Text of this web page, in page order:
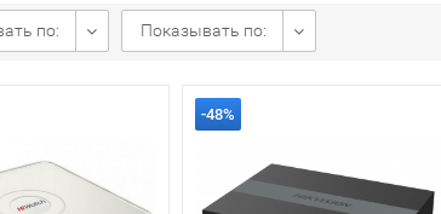
по: Показывать по:
-48%